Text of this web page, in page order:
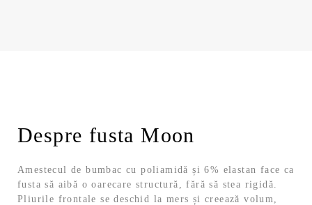
Despre fusta Moon
Amestecul de bumbac cu poliamidă și 6% elastan face ca
fusta să aibă o oarecare structură, fără să stea rigidă.
Pliurile frontale se deschid la mers și creează volum,